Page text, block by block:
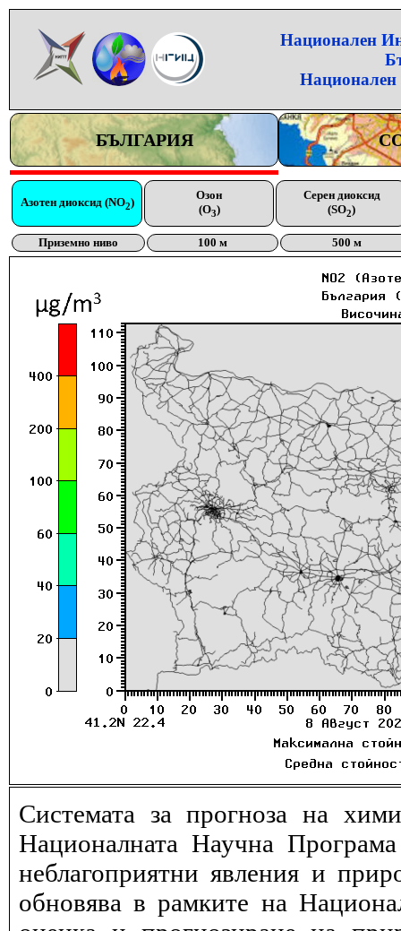
Национален
Национален
БЪЛГАРИЯ
Азотен диоксид (NO2)
Озон
(O3)
Серен диоксид
(SO2)
Приземно ниво 100 м 500 м
Системата за прогноза на
Националната Научна
неблагоприятни явления и
обновява в рамките на